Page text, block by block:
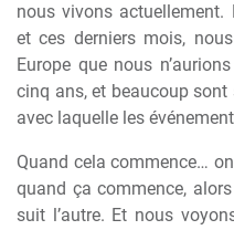
nous vivons actuellement.
et ces derniers mois,
Europe que nous
cinq ans, et beaucoup
avec laquelle les
Quand cela commence…
quand ça commence,
suit l’autre. Et nous